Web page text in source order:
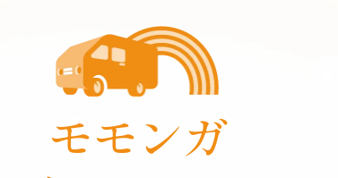
モモンガ